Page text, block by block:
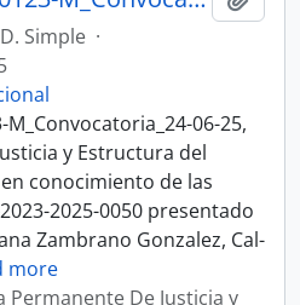
Simple ·
M_Convocatoria_24-06-25,
y Estructura del
conocimiento de las
2025-0050 presentado
Zambrano Gonzalez, Cal-
more
Permanente De Justicia y